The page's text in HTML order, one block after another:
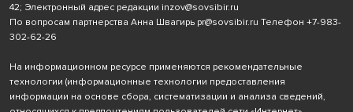
42; Электронный адрес редакции inzov@sovsibir.ru
По вопросам партнерства Анна Швагирь pr@sovsibir.ru Телефон +7-983-
302-62-26
На информационном ресурсе применяются рекомендательные
технологии (информационные технологии предоставления
информации на основе сбора, систематизации и анализа сведений,